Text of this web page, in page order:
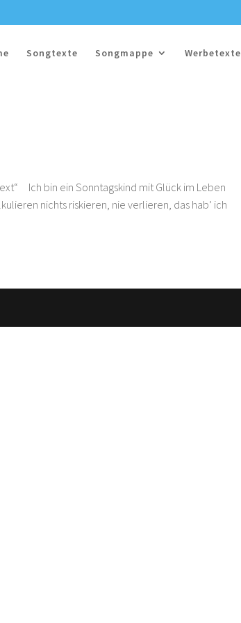
Songtexte Songmappe Werbetexte
Ich bin ein Sonntagskind mit Glück im Leben
nichts riskieren, nie verlieren, das hab’ ich